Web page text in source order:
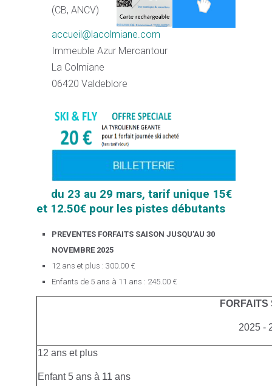
(CB, ANCV)
accueil@lacolmiane.com
Immeuble Azur Mercantour
La Colmiane
06420 Valdeblore
du 23 au 29 mars, tarif unique 15€
et 12.50€ pour les pistes débutants
PREVENTES FORFAITS SAISON JUSQU'AU 30
NOVEMBRE 2025
12 ans et plus : 300.00 €
Enfants de 5 ans à 11 ans : 245.00 €
FORFAITS
2025 -
12 ans et plus
Enfant 5 ans à 11 ans